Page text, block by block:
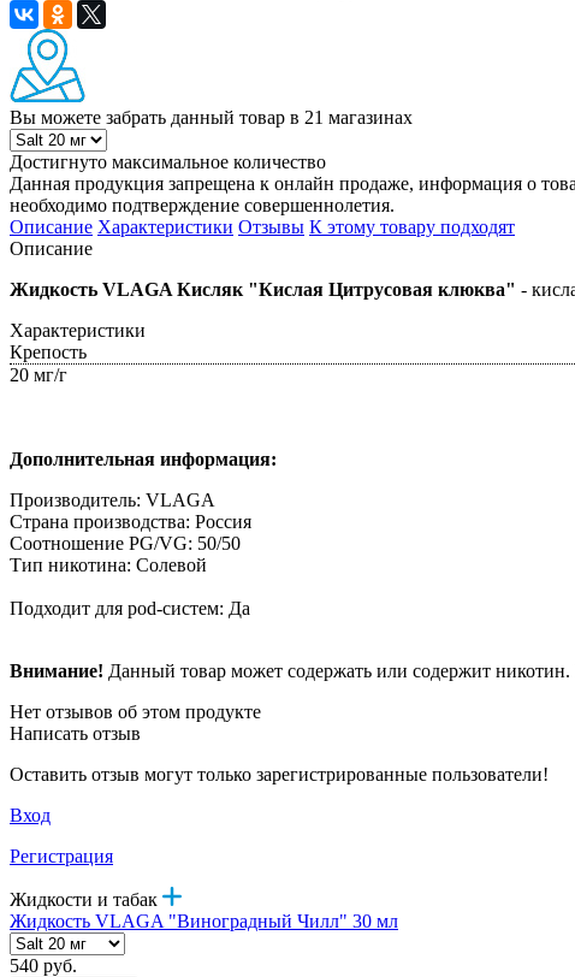
Вы можете забрать данный товар в 21 магазинах
Достигнуто максимальное количество
Данная продукция запрещена к онлайн продаже, информация о
необходимо подтверждение совершеннолетия.
Описание Характеристики Отзывы К этому товару подходят
Описание
Жидкость VLAGA Кисляк "Кислая Цитрусовая клюква" -
Характеристики
Крепость
20 мг/г
Дополнительная информация:
Производитель: VLAGA
Страна производства: Россия
Соотношение PG/VG: 50/50
Тип никотина: Солевой
Подходит для pod-систем: Да
Внимание! Данный товар может содержать или содержит
Нет отзывов об этом продукте
Написать отзыв
Оставить отзыв могут только зарегистрированные пользователи!
Вход
Регистрация
Жидкости и табак
Жидкость VLAGA "Виноградный Чилл" 30 мл
540 руб.